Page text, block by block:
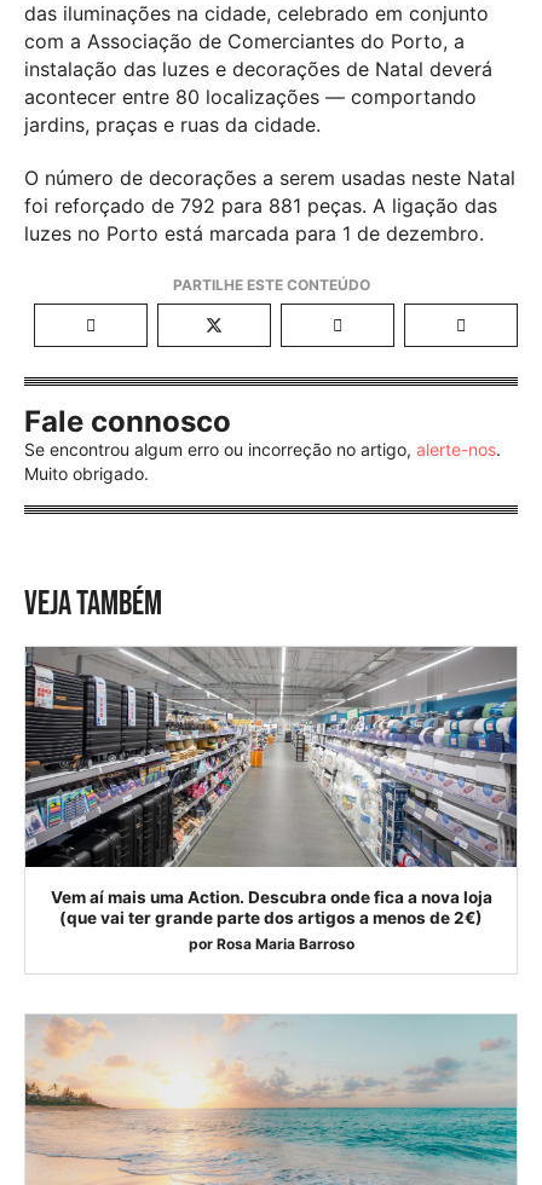
das iluminações na cidade, celebrado em conjunto
com a Associação de Comerciantes do Porto, a
instalação das luzes e decorações de Natal deverá
acontecer entre 80 localizações — comportando
jardins, praças e ruas da cidade.
O número de decorações a serem usadas neste Natal
foi reforçado de 792 para 881 peças. A ligação das
luzes no Porto está marcada para 1 de dezembro.
Fale connosco
Se encontrou algum erro ou incorreção no artigo, alerte-nos.
Muito obrigado.
VEJA TAMBÉM
Vem aí mais uma Action. Descubra onde fica a nova loja
(que vai ter grande parte dos artigos a menos de 2€)
por Rosa Maria Barroso